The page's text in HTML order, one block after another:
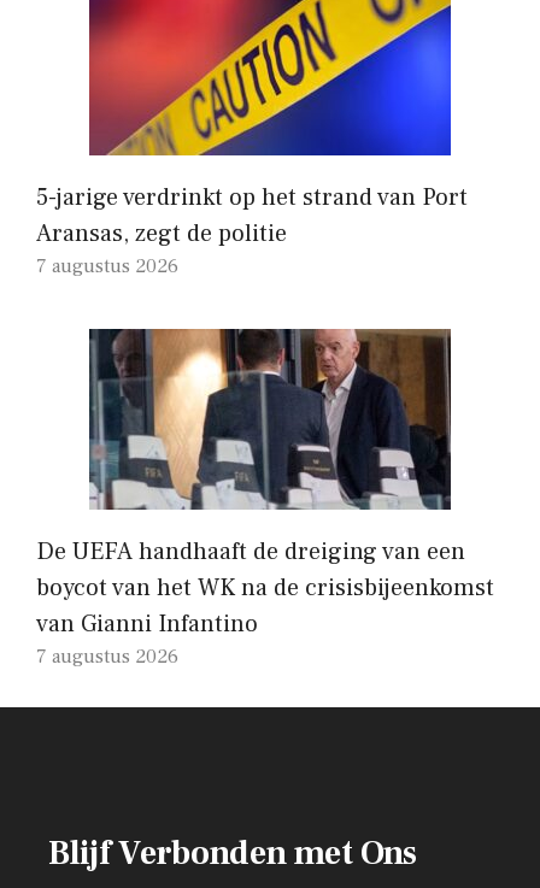
5-jarige verdrinkt op het strand van Port
Aransas, zegt de politie
7 augustus 2026
De UEFA handhaaft de dreiging van een
boycot van het WK na de crisisbijeenkomst
van Gianni Infantino
7 augustus 2026
Blijf Verbonden met Ons